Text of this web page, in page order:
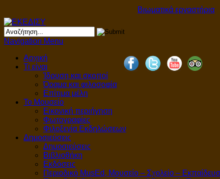
Βιωματικά εργαστήρια
Navigation Menu
Αρχική
Τι είναι
Ίδρυση και σκοποί
Όραμα και φιλοσοφία
Επίτιμα μέλη
Το Μουσείο
Εικονική περιήγηση
Φωτογραφίες
Φιλοξενία Εκδηλώσεων
Δημοσιεύσεις
Δημοσιεύσεις
Βιβλιοθήκη
Εκδόσεις
Περιοδικό MusEd, Μουσείο – Σχολείο –